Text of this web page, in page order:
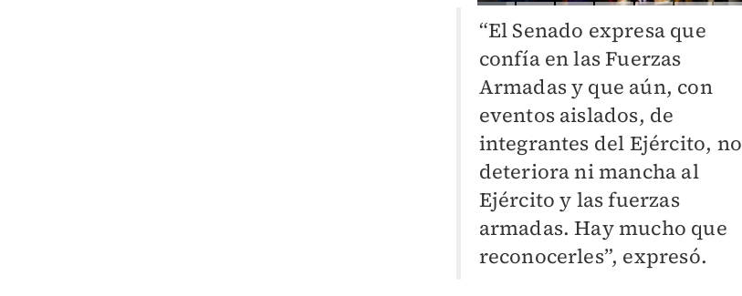
“El Senado expresa que
confía en las Fuerzas
Armadas y que aún, con
eventos aislados, de
integrantes del Ejército, no
deteriora ni mancha al
Ejército y las fuerzas
armadas. Hay mucho que
reconocerles”, expresó.